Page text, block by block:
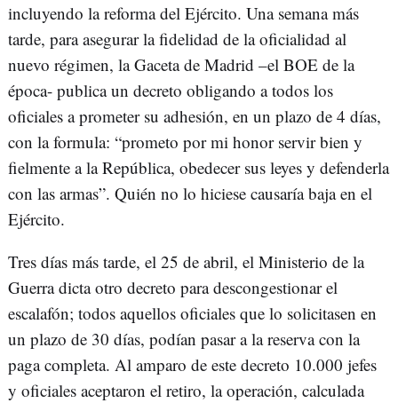
incluyendo la reforma del Ejército. Una semana más
tarde, para asegurar la fidelidad de la oficialidad al
nuevo régimen, la Gaceta de Madrid –el BOE de la
época- publica un decreto obligando a todos los
oficiales a prometer su adhesión, en un plazo de 4 días,
con la formula: “prometo por mi honor servir bien y
fielmente a la República, obedecer sus leyes y defenderla
con las armas”. Quién no lo hiciese causaría baja en el
Ejército.
Tres días más tarde, el 25 de abril, el Ministerio de la
Guerra dicta otro decreto para descongestionar el
escalafón; todos aquellos oficiales que lo solicitasen en
un plazo de 30 días, podían pasar a la reserva con la
paga completa. Al amparo de este decreto 10.000 jefes
y oficiales aceptaron el retiro, la operación, calculada